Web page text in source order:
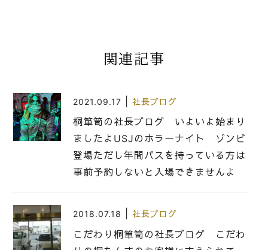
関連記事
2021.09.17 社長ブログ
桐箪笥の社長ブログ いよいよ始まり
ましたよUSJのホラーナイト ゾンビ
登場ただし年間パスを持っている方は
事前予約しないと入場できませんよ
2018.07.18 社長ブログ
こだわり桐箪笥の社長ブログ こだわ